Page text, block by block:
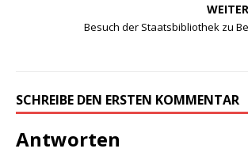
WEITER
Besuch der Staatsbibliothek zu
SCHREIBE DEN ERSTEN KOMMENTAR
Antworten